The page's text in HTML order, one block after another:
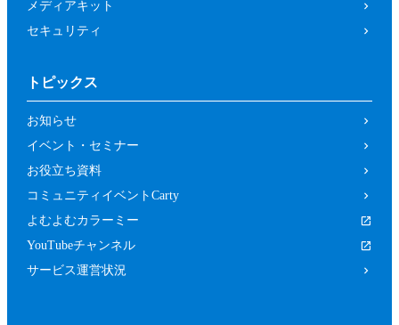
メディアキット
セキュリティ
トピックス
お知らせ
イベント・セミナー
お役立ち資料
コミュニティイベントCarty
よむよむカラーミー
YouTubeチャンネル
サービス運営状況